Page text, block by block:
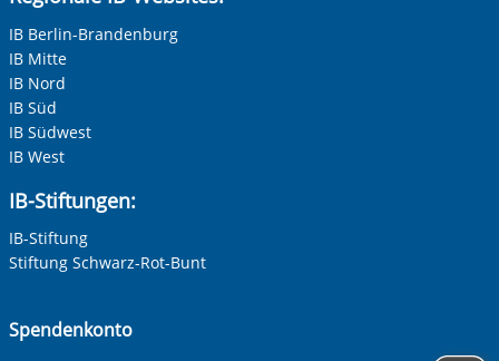
IB Berlin-Brandenburg
IB Mitte
IB Nord
IB Süd
IB Südwest
IB West
IB-Stiftungen:
IB-Stiftung
Stiftung Schwarz-Rot-Bunt
Spendenkonto